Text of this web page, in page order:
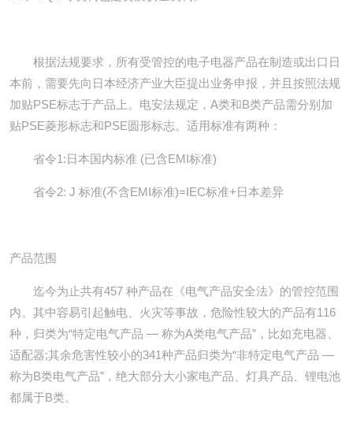
根据法规要求，所有受管控的电子电器产品在制造或出口日
本前，需要先向日本经济产业大臣提出业务申报，并且按照法规
加贴PSE标志于产品上。电安法规定，A类和B类产品需分别加
贴PSE菱形标志和PSE圆形标志。适用标准有两种：
省令1:日本国内标准 (已含EMI标准)
省令2: J 标准(不含EMI标准)=IEC标准+日本差异
产品范围
迄今为止共有457 种产品在《电气产品安全法》的管控范围
内。其中容易引起触电、火灾等事故，危险性较大的产品有116
种，归类为“特定电气产品 — 称为A类电气产品”，比如充电器、
适配器;其余危害性较小的341种产品归类为“非特定电气产品 —
称为B类电气产品”，绝大部分大小家电产品、灯具产品、锂电池
都属于B类。